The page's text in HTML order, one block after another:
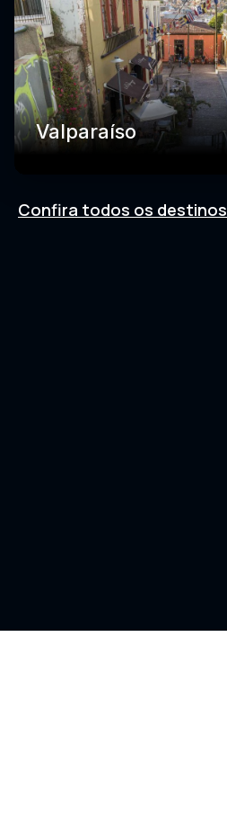
Valparaíso
Confira todos os destinos